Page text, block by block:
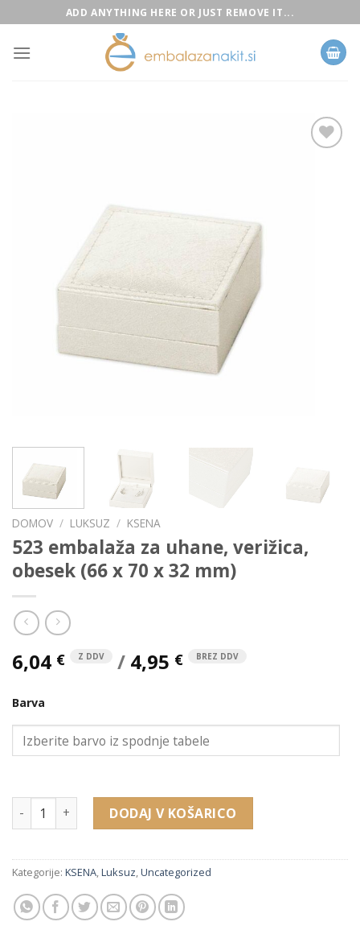
to
content
ADD ANYTHING HERE OR JUST REMOVE IT...
DOMOV / LUKSUZ / KSENA
523 embalaža za uhane, verižica,
obesek (66 x 70 x 32 mm)
6,04 € Z DDV / 4,95 € BREZ DDV
Barva
523 embalaža za uhane, verižica, obesek (66 x 70 x 32 mm)
DODAJ V KOŠARICO
Kategorije: KSENA Luksuz Uncategorized